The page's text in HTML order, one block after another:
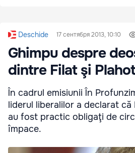
Deschide 17 сентября 2013, 10:10
Ghimpu despre
dintre Filat şi
În cadrul emisiunii În
liderul liberalilor a declarat că
au fost practic obligaţi de
împace.